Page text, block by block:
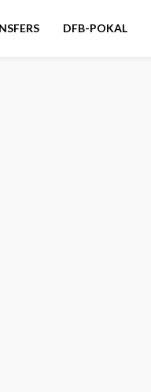
DFB-POKAL